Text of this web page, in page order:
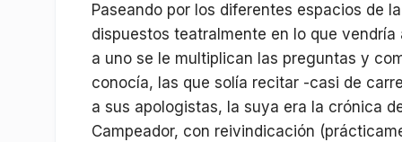
Paseando por los diferentes espacios de
dispuestos teatralmente en lo que
a uno se le multiplican las preguntas y
conocía, las que solía recitar -casi de
a sus apologistas, la suya era la crónica
Campeador, con reivindicación